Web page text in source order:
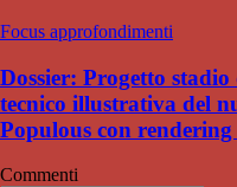
Focus approfondimenti
Dossier: Progetto
tecnico illustrativa del
Populous con rendering
Commenti